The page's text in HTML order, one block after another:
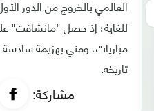
للغاية؛ إذ حصل "مانشافت"
مباريات، ومني بهزيمة
تاريخه.
مشاركة: